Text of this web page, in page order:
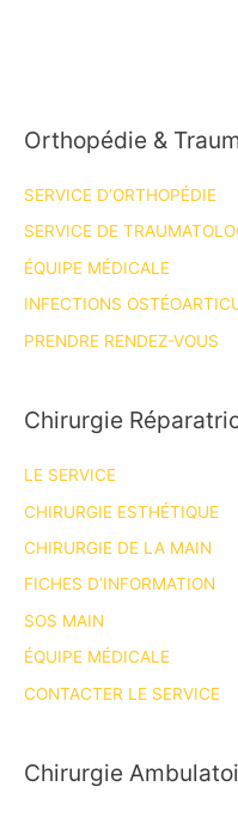
du
Elise
LUPON
au
à
Orthopédie &
SERVICE D’ORTHOPÉDIE
SERVICE DE
ÉQUIPE MÉDICALE
INFECTIONS
PRENDRE RENDEZ-VOUS
Chirurgie
LE SERVICE
CHIRURGIE ESTHÉTIQUE
CHIRURGIE DE LA MAIN
FICHES D’INFORMATION
SOS MAIN
ÉQUIPE MÉDICALE
CONTACTER LE SERVICE
Chirurgie